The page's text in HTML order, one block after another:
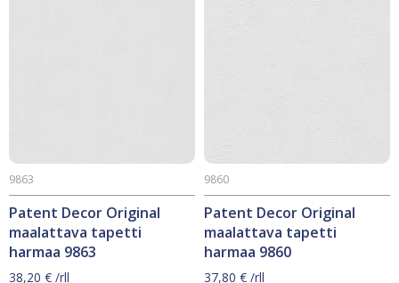
Patent Decor Original
maalattava tapetti
harmaa 9863
9863
38,20 € /rll
Patent Decor Original
maalattava tapetti
harmaa 9860
9860
37,80 € /rll